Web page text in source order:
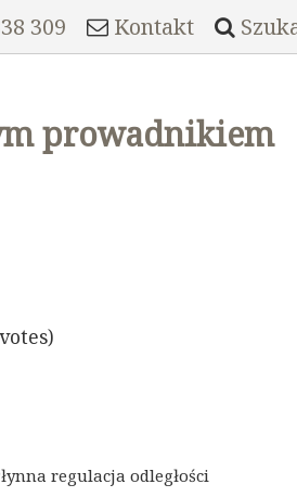
309 Kontakt
prowadnikiem
regulacja odległości